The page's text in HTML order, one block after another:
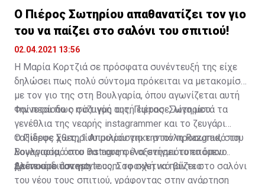
Ο Πιέρος Σωτηρίου απαθανατίζει τον γιο
του να παίζει στο σαλόνι του σπιτιού!
02.04.2021 13:56
Η Μαρία Κορτζιά σε πρόσφατα συνέντευξή της είχε
δηλώσει πως πολύ σύντομα πρόκειται να μετακομίσει
με τον γιο της στη Βουλγαρία, όπου αγωνίζεται αυτή
την περίοδο ο σύζυγός της, Πιέρος Σωτηρίου.
Φαίνεται πως η στιγμή αυτή έφτασε, λίγο μετά τα
γενέθλια της νεαρής instagrammer και το ζευγάρι
ταξίδεψε χθες, 1 Απριλίου για την πόλη Razgrad, στη
Βουλγαρία, όπου θα τους φιλοξενήσει το επόμενο
χρονικό διάστημα.
Ο Πιέρος Σωτηρίου μοιράστηκε στον προσωπικό του
λογαριασμό στο instagram ένα στιγμιότυπο όπου
βλέπουμε τον γιο τους, Σοφοκλή να παίζει στο σαλόνι
του νέου τους σπιτιού, γράφοντας στην ανάρτηση
Δείτε στο ilovestyle.com το σχετικό βίντεο.